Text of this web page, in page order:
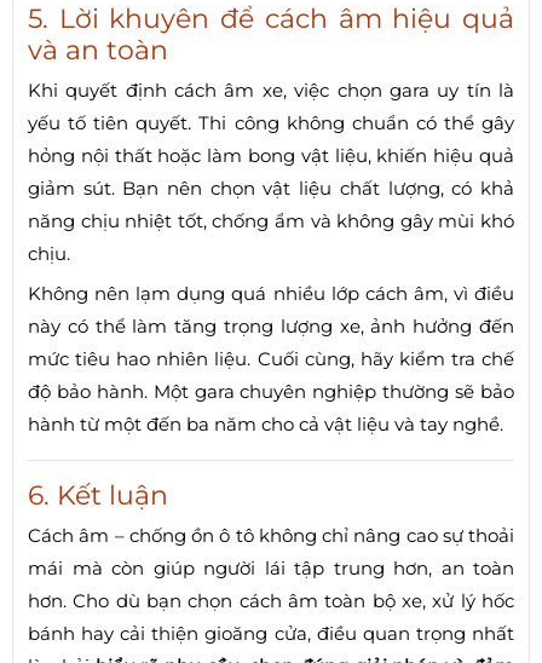
5. Lời khuyên để cách âm hiệu quả
và an toàn
Khi quyết định cách âm xe, việc chọn gara uy tín là
yếu tố tiên quyết. Thi công không chuẩn có thể gây
hỏng nội thất hoặc làm bong vật liệu, khiến hiệu quả
giảm sút. Bạn nên chọn vật liệu chất lượng, có khả
năng chịu nhiệt tốt, chống ẩm và không gây mùi khó
chịu.
Không nên lạm dụng quá nhiều lớp cách âm, vì điều
này có thể làm tăng trọng lượng xe, ảnh hưởng đến
mức tiêu hao nhiên liệu. Cuối cùng, hãy kiểm tra chế
độ bảo hành. Một gara chuyên nghiệp thường sẽ bảo
hành từ một đến ba năm cho cả vật liệu và tay nghề.
6. Kết luận
Cách âm – chống ồn ô tô không chỉ nâng cao sự thoải
mái mà còn giúp người lái tập trung hơn, an toàn
hơn. Cho dù bạn chọn cách âm toàn bộ xe, xử lý hốc
bánh hay cải thiện gioăng cửa, điều quan trọng nhất